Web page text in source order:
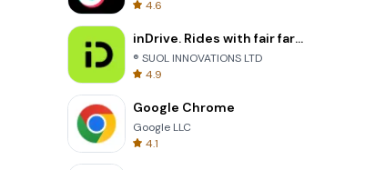
4.6
inDrive. Rides with fair fares
® SUOL INNOVATIONS LTD
4.9
Google Chrome
Google LLC
4.1